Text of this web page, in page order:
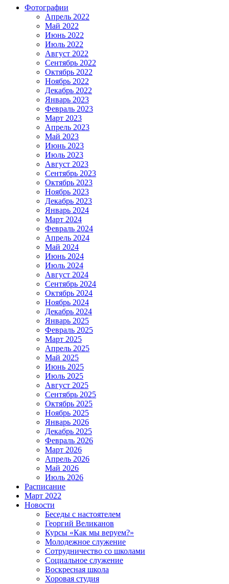
Фотографии
Апрель 2022
Май 2022
Июнь 2022
Июль 2022
Август 2022
Сентябрь 2022
Октябрь 2022
Ноябрь 2022
Декабрь 2022
Январь 2023
Февраль 2023
Март 2023
Апрель 2023
Май 2023
Июнь 2023
Июль 2023
Август 2023
Сентябрь 2023
Октябрь 2023
Ноябрь 2023
Декабрь 2023
Январь 2024
Март 2024
Февраль 2024
Апрель 2024
Май 2024
Июнь 2024
Июль 2024
Август 2024
Сентябрь 2024
Октябрь 2024
Ноябрь 2024
Декабрь 2024
Январь 2025
Февраль 2025
Март 2025
Апрель 2025
Май 2025
Июнь 2025
Июль 2025
Август 2025
Сентябрь 2025
Октябрь 2025
Ноябрь 2025
Январь 2026
Декабрь 2025
Февраль 2026
Март 2026
Апрель 2026
Май 2026
Июль 2026
Расписание
Март 2022
Новости
Беседы с настоятелем
Георгий Великанов
Курсы «Как мы веруем?»
Молодежное служение
Сотрудничество со школами
Социальное служение
Воскресная школа
Хоровая студия